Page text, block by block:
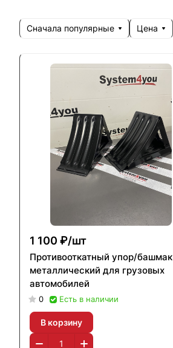
Сначала популярные Цена
1 100 ₽/шт
Противооткатный упор/башмак
металлический для грузовых
автомобилей
0 Есть в наличии
В корзину